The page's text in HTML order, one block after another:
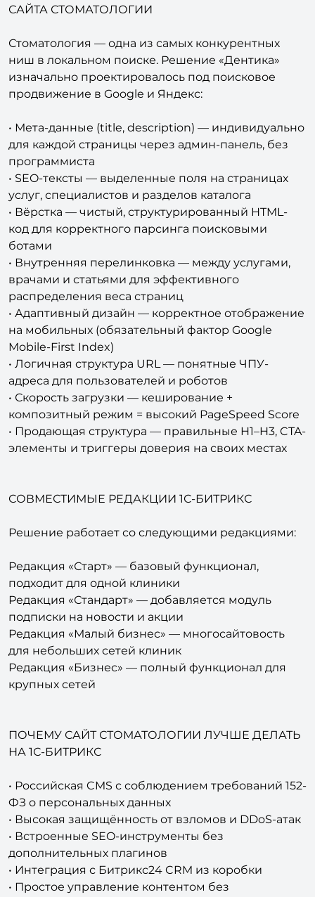
САЙТА СТОМАТОЛОГИИ
Стоматология — одна из самых конкурентных
ниш в локальном поиске. Решение «Дентика»
изначально проектировалось под поисковое
продвижение в Google и Яндекс:
• Мета-данные (title, description) — индивидуально
для каждой страницы через админ-панель, без
программиста
• SEO-тексты — выделенные поля на страницах
услуг, специалистов и разделов каталога
• Вёрстка — чистый, структурированный HTML-
код для корректного парсинга поисковыми
ботами
• Внутренняя перелинковка — между услугами,
врачами и статьями для эффективного
распределения веса страниц
• Адаптивный дизайн — корректное отображение
на мобильных (обязательный фактор Google
Mobile-First Index)
• Логичная структура URL — понятные ЧПУ-
адреса для пользователей и роботов
• Скорость загрузки — кеширование +
композитный режим = высокий PageSpeed Score
• Продающая структура — правильные H1–H3, CTA-
элементы и триггеры доверия на своих местах
СОВМЕСТИМЫЕ РЕДАКЦИИ 1С-БИТРИКС
Решение работает со следующими редакциями:
Редакция «Старт» — базовый функционал,
подходит для одной клиники
Редакция «Стандарт» — добавляется модуль
подписки на новости и акции
Редакция «Малый бизнес» — многосайтовость
для небольших сетей клиник
Редакция «Бизнес» — полный функционал для
крупных сетей
ПОЧЕМУ САЙТ СТОМАТОЛОГИИ ЛУЧШЕ ДЕЛАТЬ
НА 1С-БИТРИКС
• Российская CMS с соблюдением требований 152-
ФЗ о персональных данных
• Высокая защищённость от взломов и DDoS-атак
• Встроенные SEO-инструменты без
дополнительных плагинов
• Интеграция с Битрикс24 CRM из коробки
• Простое управление контентом без